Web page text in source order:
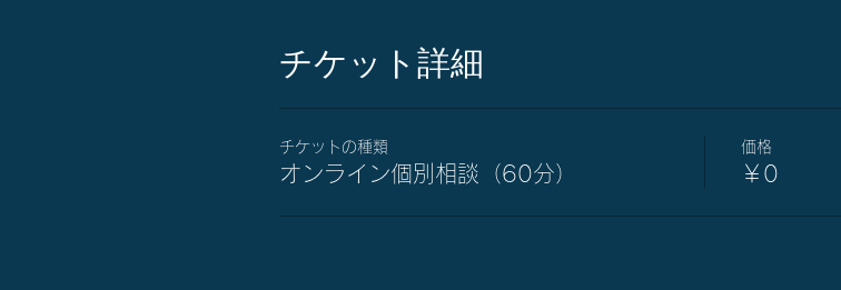
チケット詳細
チケットの種類
オンライン個別相談（60分）
価格
￥0